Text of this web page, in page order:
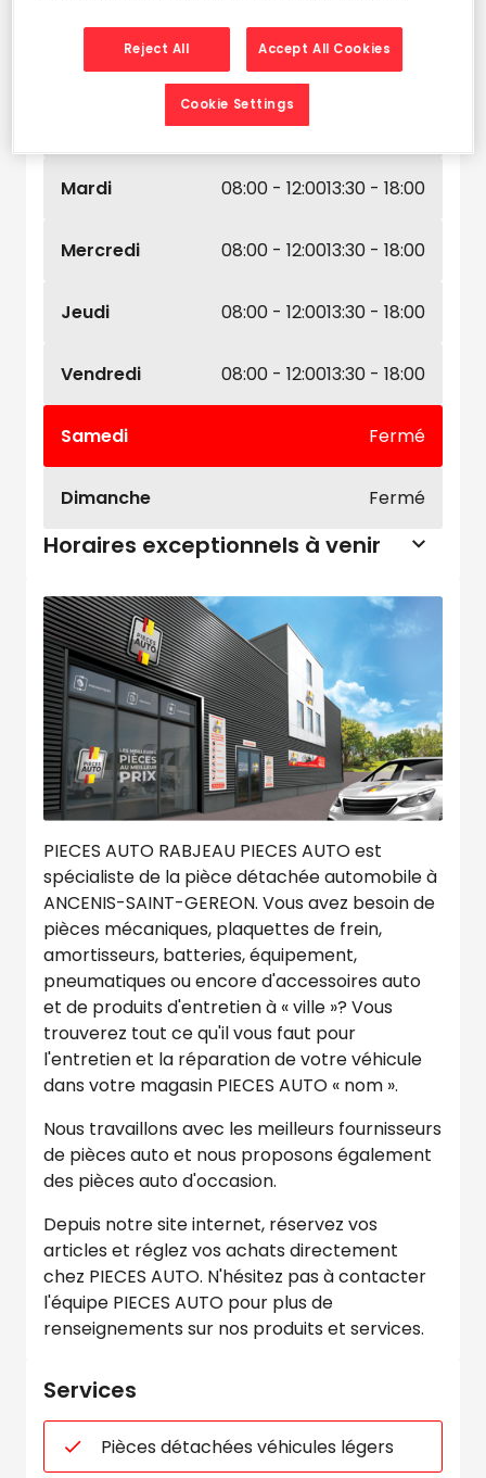
Horaires d'ouverture
08:00 - 12:00
Mardi 08:00 - 12:0013:30 - 18:00
Mercredi 08:00 - 12:0013:30 - 18:00
Jeudi 08:00 - 12:0013:30 - 18:00
Vendredi 08:00 - 12:0013:30 - 18:00
Samedi Fermé
Dimanche Fermé
Horaires exceptionnels à venir
Leaflet | Map ©2026
PIECES AUTO RABJEAU PIECES AUTO est
spécialiste de la pièce détachée automobile à
ANCENIS-SAINT-GEREON. Vous avez besoin de
pièces mécaniques, plaquettes de frein,
amortisseurs, batteries, équipement,
pneumatiques ou encore d'accessoires auto
et de produits d'entretien à « ville »? Vous
trouverez tout ce qu'il vous faut pour
l'entretien et la réparation de votre véhicule
dans votre magasin PIECES AUTO « nom ».
Nous travaillons avec les meilleurs fournisseurs
de pièces auto et nous proposons également
des pièces auto d'occasion.
Depuis notre site internet, réservez vos
articles et réglez vos achats directement
chez PIECES AUTO. N'hésitez pas à contacter
l'équipe PIECES AUTO pour plus de
renseignements sur nos produits et services.
Services
Pièces détachées véhicules légers
Reject All Accept All Cookies
Cookie Settings